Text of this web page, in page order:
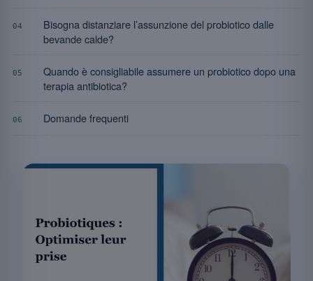
04
Bisogna distanziare l’assunzione del probiotico dalle
bevande calde?
05
Quando è consigliabile assumere un probiotico dopo una
terapia antibiotica?
06 Domande frequenti